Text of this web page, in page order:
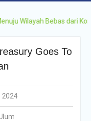
Bebas dari Korupsi
Goes To
2024